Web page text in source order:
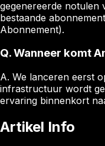
gegenereerde notulen
bestaande
Abonnement).
Q.Wanneer komt
A. We lanceren eerst
infrastructuur wordt
ervaring binnenkort
Artikel Info